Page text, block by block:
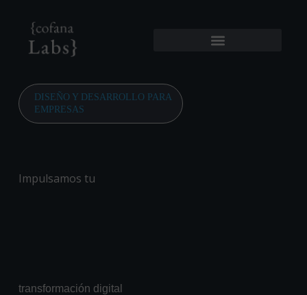
DISEÑO Y DESARROLLO PARA
EMPRESAS
Impulsamos tu
transformación digital